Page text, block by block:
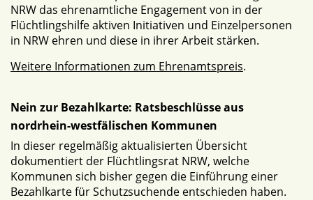
NRW das ehrenamtliche Engagement von in der
Flüchtlingshilfe aktiven Initiativen und Einzelpersonen
in NRW ehren und diese in ihrer Arbeit stärken.
Weitere Informationen zum Ehrenamtspreis.
Nein zur Bezahlkarte: Ratsbeschlüsse aus
nordrhein-westfälischen Kommunen
In dieser regelmäßig aktualisierten Übersicht
dokumentiert der Flüchtlingsrat NRW, welche
Kommunen sich bisher gegen die Einführung einer
Bezahlkarte für Schutzsuchende entschieden haben.